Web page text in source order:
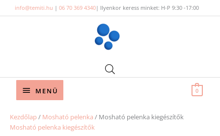
to
info@temiti.hu | 06 70 369 4340| Ilyenkor keress minket: H-P 9:30 -17:00
Below
MENÜ 0
Kezdőlap / Mosható pelenka / Mosható pelenka kiegészítők
Mosható pelenka kiegészítők